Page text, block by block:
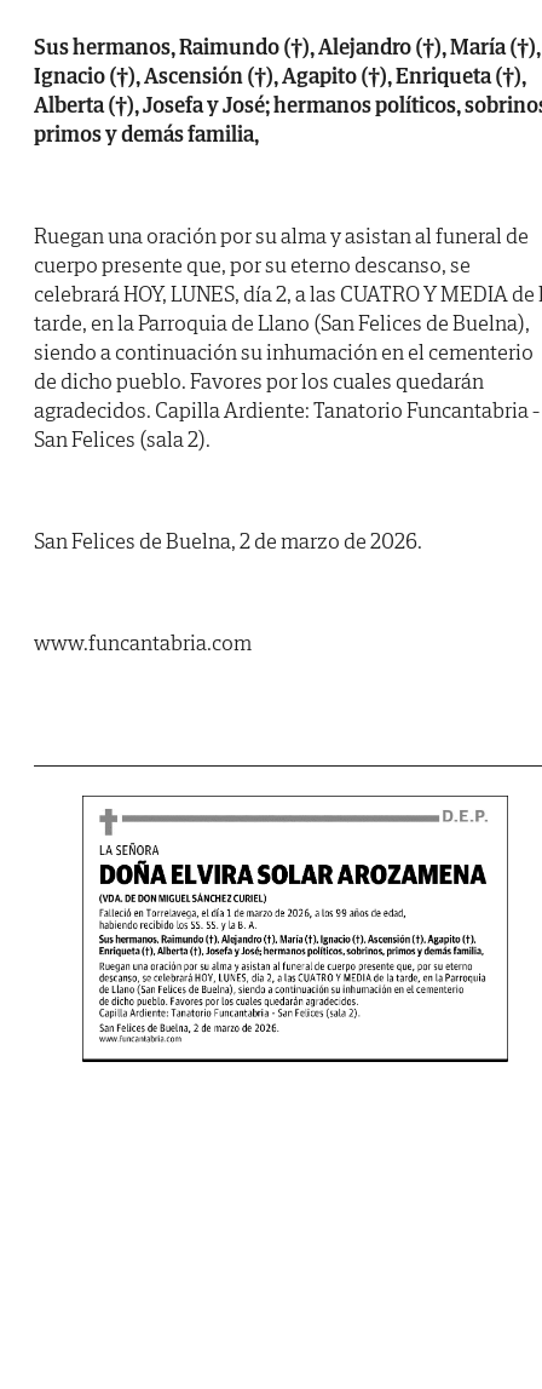
Sus hermanos, Raimundo (†), Alejandro (†), María (†),
Ignacio (†), Ascensión (†), Agapito (†), Enriqueta (†),
Alberta (†), Josefa y José; hermanos políticos,
primos y demás familia,
Ruegan una oración por su alma y asistan al funeral de
cuerpo presente que, por su eterno descanso, se
celebrará HOY, LUNES, día 2, a las CUATRO Y MEDIA de
tarde, en la Parroquia de Llano (San Felices de Buelna),
siendo a continuación su inhumación en el cementerio
de dicho pueblo. Favores por los cuales quedarán
agradecidos. Capilla Ardiente: Tanatorio Funcantabria -
San Felices (sala 2).
San Felices de Buelna, 2 de marzo de 2026.
www.funcantabria.com